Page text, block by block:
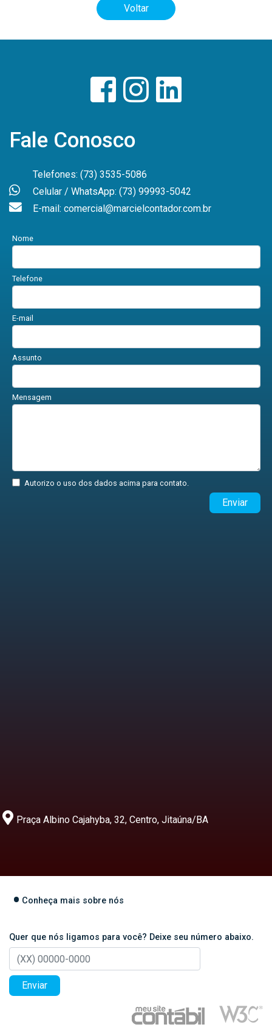
Voltar
Fale Conosco
Telefones: (73) 3535-5086
Celular / WhatsApp: (73) 99993-5042
E-mail: comercial@marcielcontador.com.br
Nome
Telefone
E-mail
Assunto
Mensagem
Autorizo o uso dos dados acima para contato.
Enviar
Praça Albino Cajahyba, 32, Centro, Jitaúna/BA
Conheça mais sobre nós
Quer que nós ligamos para você? Deixe seu número abaixo.
Enviar